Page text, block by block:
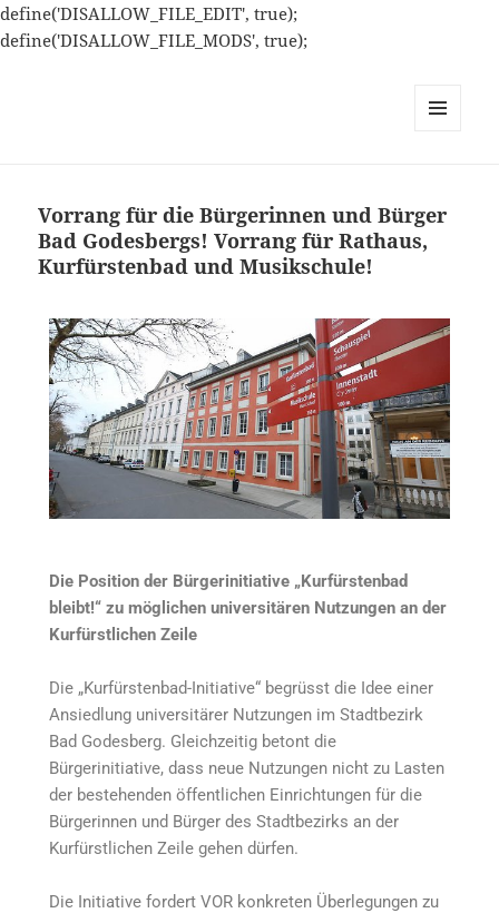
define('DISALLOW_FILE_EDIT', true);
define('DISALLOW_FILE_MODS', true);
Vorrang für die Bürgerinnen und Bürger
Bad Godesbergs! Vorrang für Rathaus,
Kurfürstenbad und Musikschule!
Die Position der Bürgerinitiative „Kurfürstenbad
bleibt!“ zu möglichen universitären Nutzungen an der
Kurfürstlichen Zeile
Die „Kurfürstenbad-Initiative“ begrüsst die Idee einer
Ansiedlung universitärer Nutzungen im Stadtbezirk
Bad Godesberg. Gleichzeitig betont die
Bürgerinitiative, dass neue Nutzungen nicht zu Lasten
der bestehenden öffentlichen Einrichtungen für die
Bürgerinnen und Bürger des Stadtbezirks an der
Kurfürstlichen Zeile gehen dürfen.
Die Initiative fordert VOR konkreten Überlegungen zu